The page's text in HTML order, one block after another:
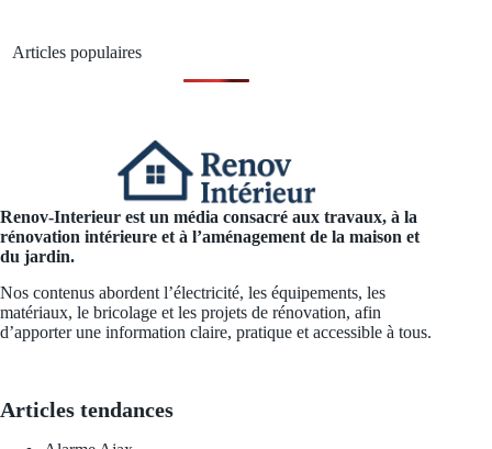
Articles populaires
Renov-Interieur est un média consacré aux travaux, à la
rénovation intérieure et à l’aménagement de la maison et
du jardin.
Nos contenus abordent l’électricité, les équipements, les
matériaux, le bricolage et les projets de rénovation, afin
d’apporter une information claire, pratique et accessible à tous.
Articles tendances